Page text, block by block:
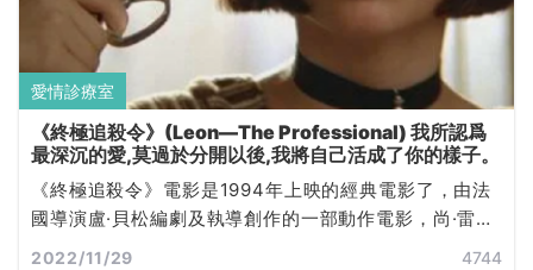
愛情診療室
《終極追殺令》(Leon—The Professional) 我所認爲
最深沉的愛,莫過於分開以後,我將自己活成了你的樣子。
《終極追殺令》電影是1994年上映的經典電影了，由法
國導演盧·貝松編劇及執導創作的一部動作電影，尚·雷諾
及娜塔麗·波曼主演，該片獲 1994 年凱撒獎 7 項提名，
2022/11/29 4744